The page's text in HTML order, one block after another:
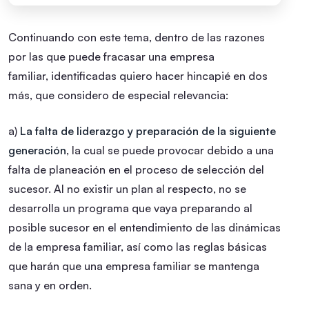
Continuando con este tema, dentro de las razones
por las que puede fracasar una empresa
familiar, identificadas quiero hacer hincapié en dos
más, que considero de especial relevancia:
a) La falta de liderazgo y preparación de la siguiente
generación, la cual se puede provocar debido a una
falta de planeación en el proceso de selección del
sucesor. Al no existir un plan al respecto, no se
desarrolla un programa que vaya preparando al
posible sucesor en el entendimiento de las dinámicas
de la empresa familiar, así como las reglas básicas
que harán que una empresa familiar se mantenga
sana y en orden.